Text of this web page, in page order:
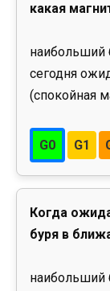
какая
наибольший
сегодня
(спокойная
G0 G1
Когда
буря в
наибольший